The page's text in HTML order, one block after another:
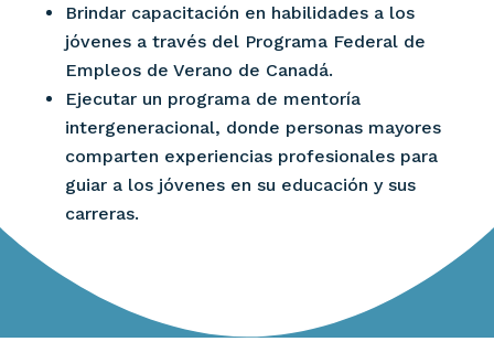
Brindar capacitación en habilidades a los
jóvenes a través del Programa Federal de
Empleos de Verano de Canadá.
Ejecutar un programa de mentoría
intergeneracional, donde personas mayores
comparten experiencias profesionales para
guiar a los jóvenes en su educación y sus
carreras.